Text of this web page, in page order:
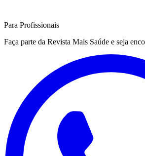
Para Profissionais
Faça parte da Revista Mais Saúde e seja